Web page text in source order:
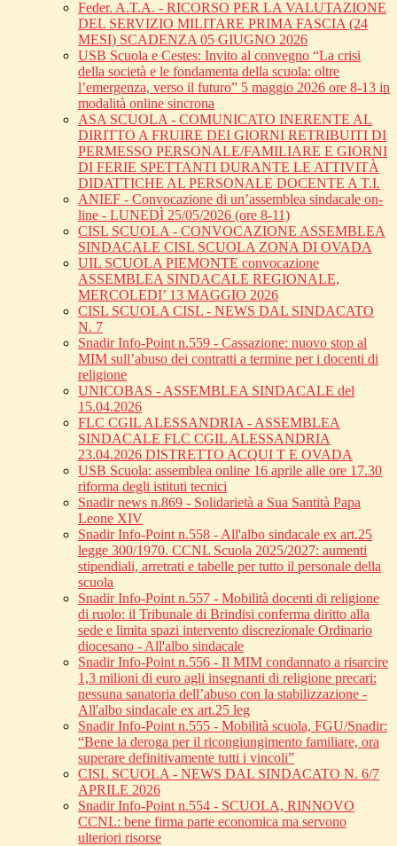
Feder. A.T.A. - RICORSO PER LA VALUTAZIONE
DEL SERVIZIO MILITARE PRIMA FASCIA (24
MESI) SCADENZA 05 GIUGNO 2026
USB Scuola e Cestes: Invito al convegno “La crisi
della società e le fondamenta della scuola: oltre
l’emergenza, verso il futuro” 5 maggio 2026 ore 8-13 in
modalità online sincrona
ASA SCUOLA - COMUNICATO INERENTE AL
DIRITTO A FRUIRE DEI GIORNI RETRIBUITI DI
PERMESSO PERSONALE/FAMILIARE E GIORNI
DI FERIE SPETTANTI DURANTE LE ATTIVITÀ
DIDATTICHE AL PERSONALE DOCENTE A T.I.
ANIEF - Convocazione di un’assemblea sindacale on-
line - LUNEDÌ 25/05/2026 (ore 8-11)
CISL SCUOLA - CONVOCAZIONE ASSEMBLEA
SINDACALE CISL SCUOLA ZONA DI OVADA
UIL SCUOLA PIEMONTE convocazione
ASSEMBLEA SINDACALE REGIONALE,
MERCOLEDI’ 13 MAGGIO 2026
CISL SCUOLA CISL - NEWS DAL SINDACATO
N. 7
Snadir Info-Point n.559 - Cassazione: nuovo stop al
MIM sull’abuso dei contratti a termine per i docenti di
religione
UNICOBAS - ASSEMBLEA SINDACALE del
15.04.2026
FLC CGIL ALESSANDRIA - ASSEMBLEA
SINDACALE FLC CGIL ALESSANDRIA
23.04.2026 DISTRETTO ACQUI T E OVADA
USB Scuola: assemblea online 16 aprile alle ore 17.30
riforma degli istituti tecnici
Snadir news n.869 - Solidarietà a Sua Santità Papa
Leone XIV
Snadir Info-Point n.558 - All'albo sindacale ex art.25
legge 300/1970. CCNL Scuola 2025/2027: aumenti
stipendiali, arretrati e tabelle per tutto il personale della
scuola
Snadir Info-Point n.557 - Mobilità docenti di religione
di ruolo: il Tribunale di Brindisi conferma diritto alla
sede e limita spazi intervento discrezionale Ordinario
diocesano - All'albo sindacale
Snadir Info-Point n.556 - Il MIM condannato a risarcire
1,3 milioni di euro agli insegnanti di religione precari:
nessuna sanatoria dell’abuso con la stabilizzazione -
All'albo sindacale ex art.25 leg
Snadir Info-Point n.555 - Mobilità scuola, FGU/Snadir:
“Bene la deroga per il ricongiungimento familiare, ora
superare definitivamente tutti i vincoli”
CISL SCUOLA - NEWS DAL SINDACATO N. 6/7
APRILE 2026
Snadir Info-Point n.554 - SCUOLA, RINNOVO
CCNL: bene firma parte economica ma servono
ulteriori risorse